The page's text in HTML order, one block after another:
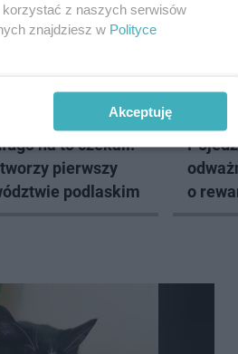
na to czekali.
pierwszy
podlaskim
o
korzystać z naszych serwisów
znajdziesz w Polityce
Akceptuję